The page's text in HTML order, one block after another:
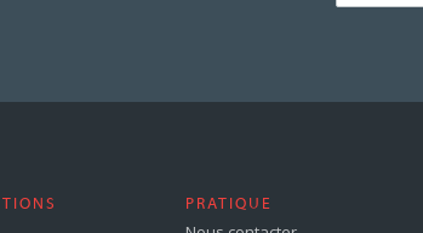
PRATIQUE